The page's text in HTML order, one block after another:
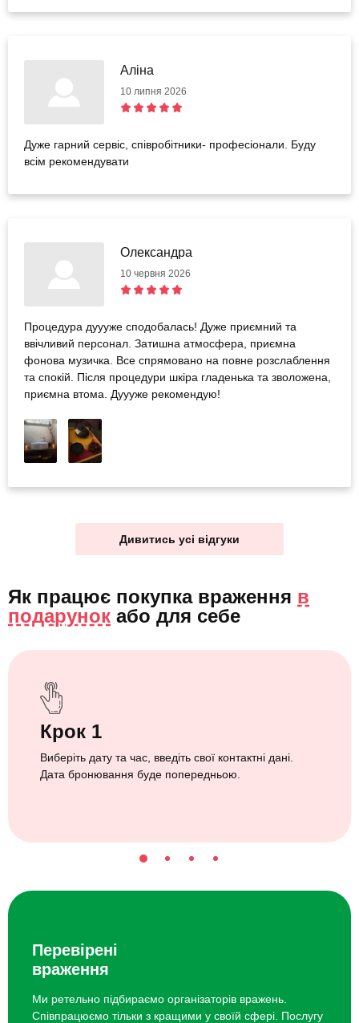
Аліна
10 липня 2026
Дуже гарний сервіс, співробітники- професіонали. Буду
всім рекомендувати
Олександра
10 червня 2026
Процедура дуууже сподобалась! Дуже приємний та
ввічливий персонал. Затишна атмосфера, приємна
фонова музичка. Все спрямовано на повне розслаблення
та спокій. Після процедури шкіра гладенька та зволожена,
приємна втома. Дуууже рекомендую!
Дивитись усі відгуки
Як працює покупка враження в
подарунок або для себе
Крок 1
Виберіть дату та час, введіть свої контактні дані.
Дата бронювання буде попередньою.
Перевірені
враження
Ми ретельно підбираємо організаторів вражень.
Співпрацюємо тільки з кращими у своїй сфері. Послугу